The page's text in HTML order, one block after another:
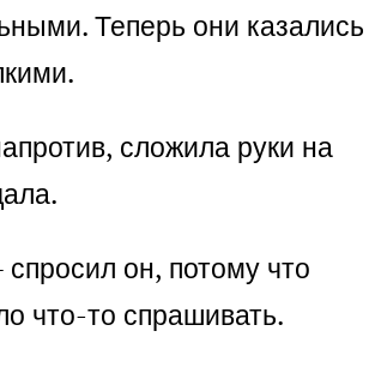
Теперь они казались
сложила руки на
он, потому что
что-то спрашивать.